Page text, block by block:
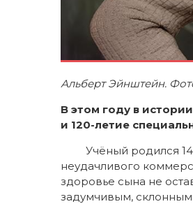
Альберт Эйнштейн.
В этом году в
и 120-летие
Учёный родился 14
неудачливого
здоровье сына не
задумчивым,